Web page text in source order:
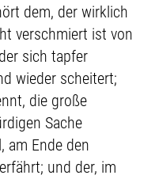
dem, der wirklich
verschmiert ist von
sich tapfer
wieder scheitert;
die große
Sache
am Ende den
und der, im